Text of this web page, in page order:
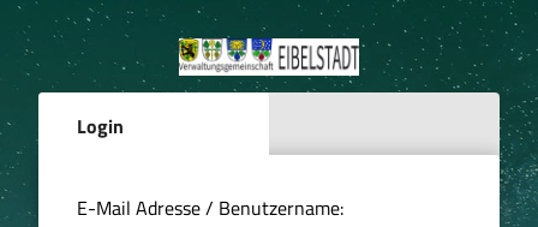
Login
E-Mail Adresse / Benutzername: